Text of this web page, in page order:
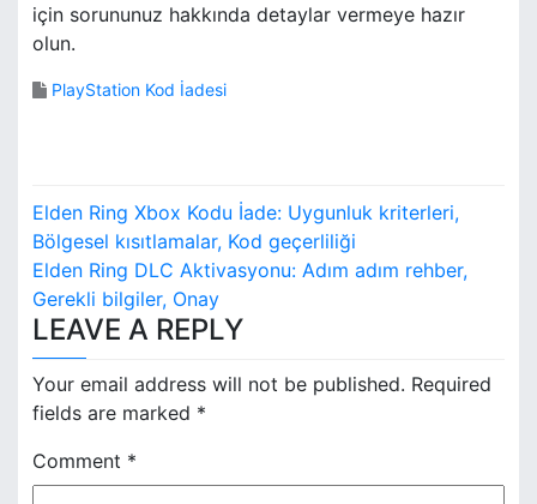
için sorununuz hakkında detaylar vermeye hazır
olun.
PlayStation Kod İadesi
P
o
s
t
n
a
v
Elden Ring Xbox Kodu İade: Uygunluk kriterleri,
Bölgesel kısıtlamalar, Kod geçerliliği
Elden Ring DLC Aktivasyonu: Adım adım rehber,
Gerekli bilgiler, Onay
LEAVE A REPLY
Your email address will not be published. Required
fields are marked *
Comment *